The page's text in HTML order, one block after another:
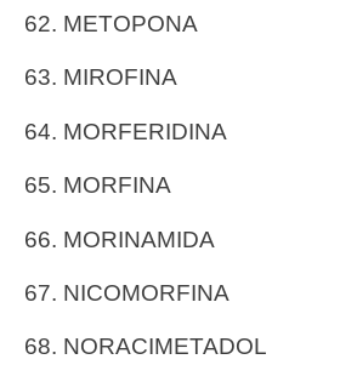
62. METOPONA
63. MIROFINA
64. MORFERIDINA
65. MORFINA
66. MORINAMIDA
67. NICOMORFINA
68. NORACIMETADOL